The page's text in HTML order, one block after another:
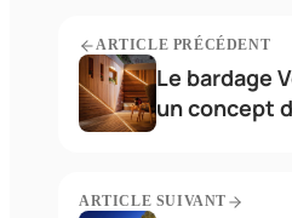
ARTICLE PRÉCÉDENT
Le bardage
un concept
ARTICLE SUIVANT